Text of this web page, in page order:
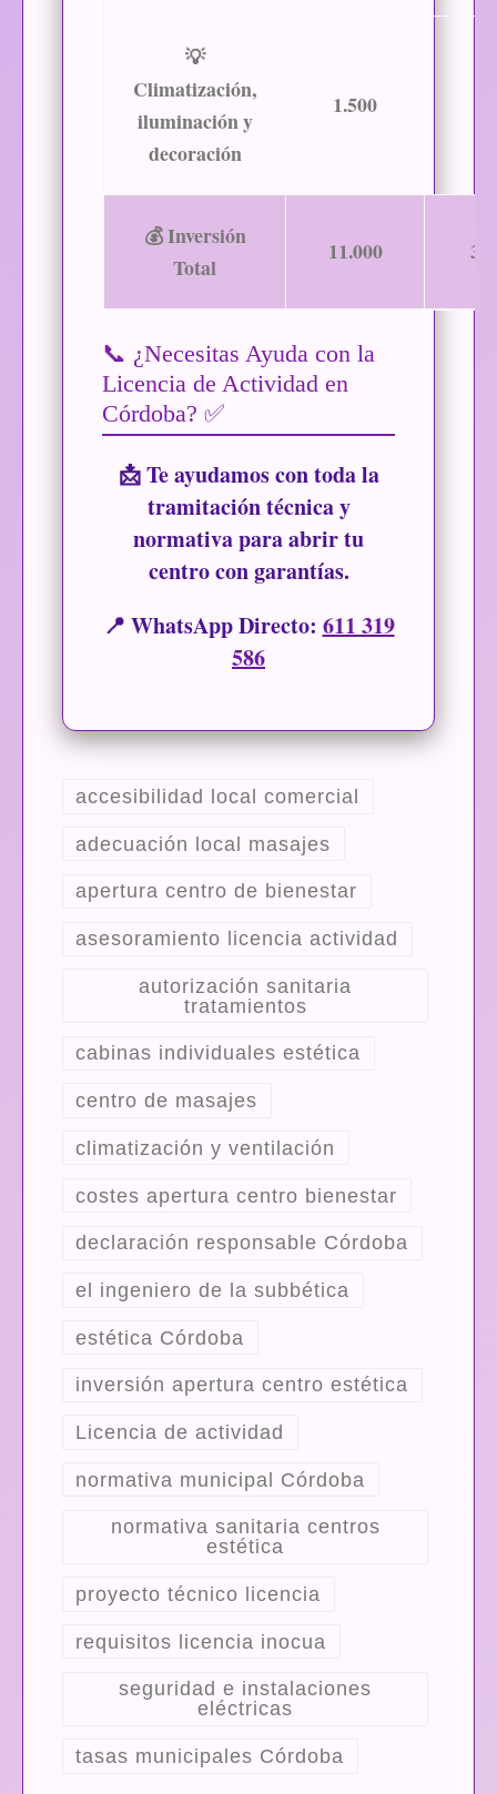
💡
Climatización,
iluminación y
decoración
1.500
💰 Inversión
Total
11.000
📞 ¿Necesitas Ayuda con la
Licencia de Actividad en
Córdoba? ✅
📩 Te ayudamos con toda la
tramitación técnica y
normativa para abrir tu
centro con garantías.
📍 WhatsApp Directo: 611 319
586
accesibilidad local comercial
adecuación local masajes
apertura centro de bienestar
asesoramiento licencia actividad
autorización sanitaria
tratamientos
cabinas individuales estética
centro de masajes
climatización y ventilación
costes apertura centro bienestar
declaración responsable Córdoba
el ingeniero de la subbética
estética Córdoba
inversión apertura centro estética
Licencia de actividad
normativa municipal Córdoba
normativa sanitaria centros
estética
proyecto técnico licencia
requisitos licencia inocua
seguridad e instalaciones
eléctricas
tasas municipales Córdoba